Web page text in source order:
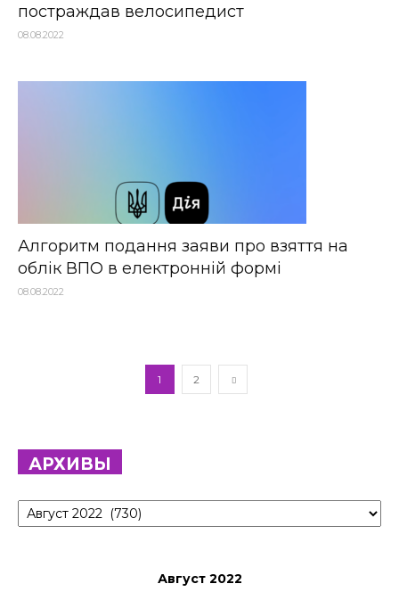
постраждав велосипедист
08.08.2022
Алгоритм подання заяви про взяття на
облік ВПО в електронній формі
08.08.2022
1 2
АРХИВЫ
Архивы
Август 2022